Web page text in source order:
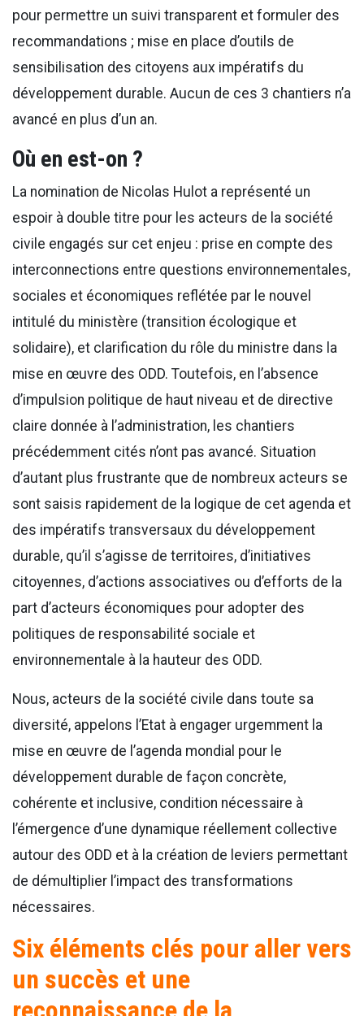
pour permettre un suivi transparent et formuler des
recommandations ; mise en place d’outils de
sensibilisation des citoyens aux impératifs du
développement durable. Aucun de ces 3 chantiers n’a
avancé en plus d’un an.
Où en est-on ?
La nomination de Nicolas Hulot a représenté un
espoir à double titre pour les acteurs de la société
civile engagés sur cet enjeu : prise en compte des
interconnections entre questions environnementales,
sociales et économiques reflétée par le nouvel
intitulé du ministère (transition écologique et
solidaire), et clarification du rôle du ministre dans la
mise en œuvre des ODD. Toutefois, en l’absence
d’impulsion politique de haut niveau et de directive
claire donnée à l’administration, les chantiers
précédemment cités n’ont pas avancé. Situation
d’autant plus frustrante que de nombreux acteurs se
sont saisis rapidement de la logique de cet agenda et
des impératifs transversaux du développement
durable, qu’il s’agisse de territoires, d’initiatives
citoyennes, d’actions associatives ou d’efforts de la
part d’acteurs économiques pour adopter des
politiques de responsabilité sociale et
environnementale à la hauteur des ODD.
Nous, acteurs de la société civile dans toute sa
diversité, appelons l’Etat à engager urgemment la
mise en œuvre de l’agenda mondial pour le
développement durable de façon concrète,
cohérente et inclusive, condition nécessaire à
l’émergence d’une dynamique réellement collective
autour des ODD et à la création de leviers permettant
de démultiplier l’impact des transformations
nécessaires.
Six éléments clés pour aller vers
un succès et une